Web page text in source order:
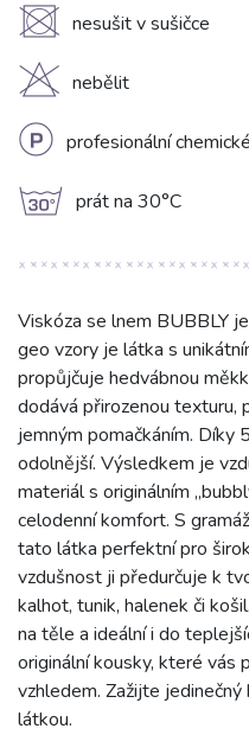
U nesušit v sušičce
H nebělit
L profesionální
g prát na 30°C
Viskóza se lnem BUBBLY
geo vzory je látka s
propůjčuje hedvábnou
dodává přirozenou texturu,
jemným pomačkáním. Díky
odolnější. Výsledkem je
materiál s originálním
celodenní komfort. S
tato látka perfektní pro
vzdušnost ji předurčuje k
kalhot, tunik, halenek či
na těle a ideální i do
originální kousky, které
vzhledem. Zažijte
látkou.